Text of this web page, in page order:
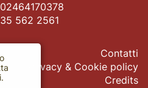
562 2561
Contatti
Privacy & Cookie policy
Credits